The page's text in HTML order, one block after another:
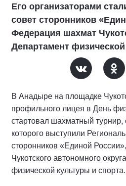
Его организаторами
совет сторонников
Федерация шахмат
Департамент
В Анадыре на площадке
профильного лицея в День
стартовал шахматный турнир,
которого выступили
сторонников «Единой
Чукотского автономного
физической культуры и спорта.